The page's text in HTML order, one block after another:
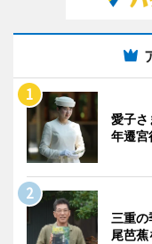
愛子
年遷宮
三重
尾芭蕉